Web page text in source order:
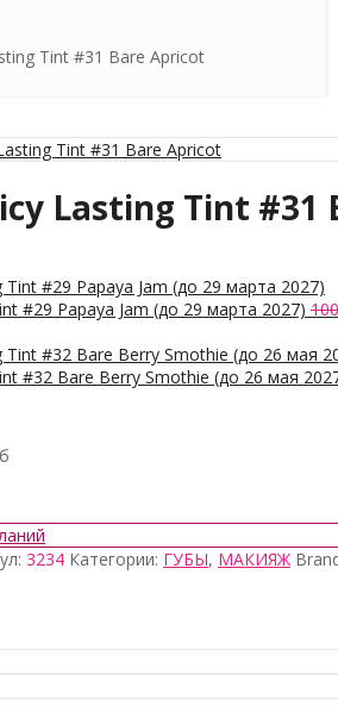
Tint #31 Bare Apricot
Lasting Tint #31
#29 Papaya Jam (до 29 марта 2027)
#32 Bare Berry Smothie (до 26 мая
3234 Категории: ГУБЫ, МАКИЯЖ